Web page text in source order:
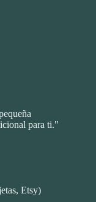
para ti."
Etsy)